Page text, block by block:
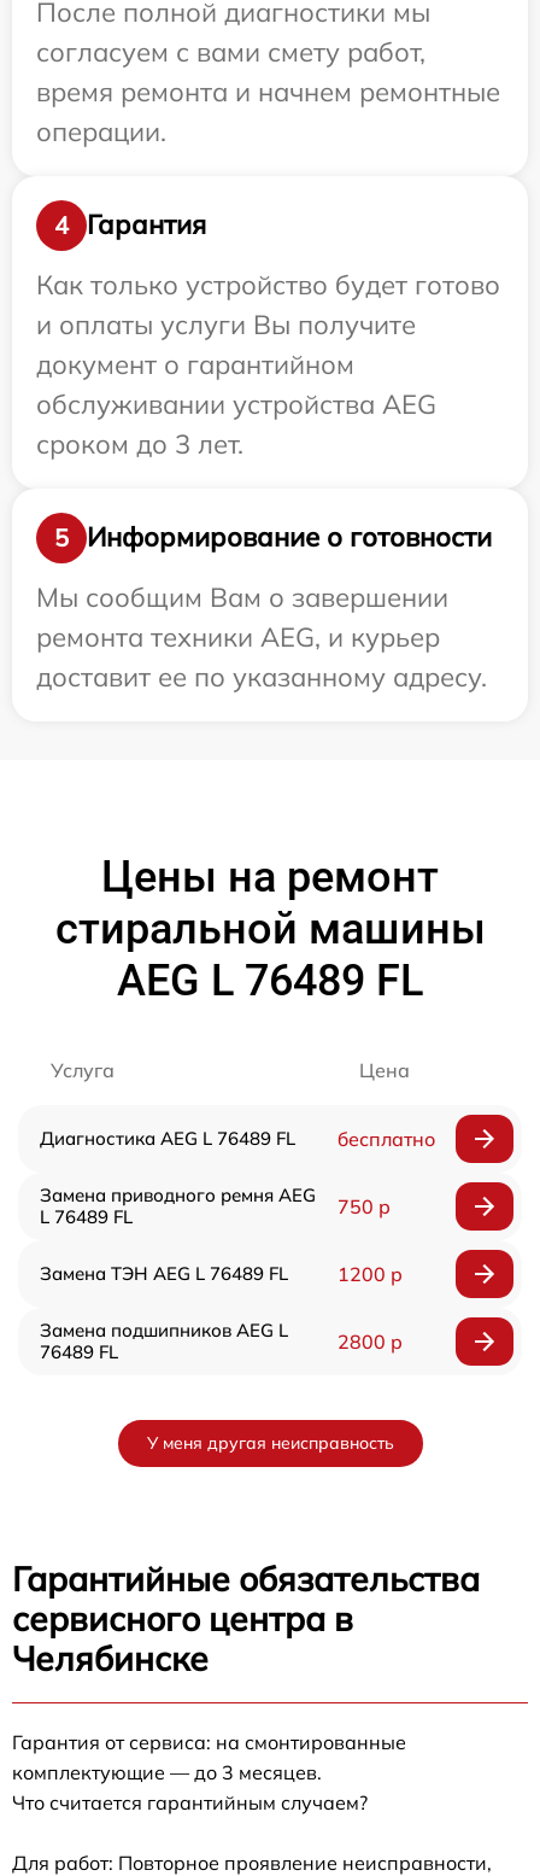
После полной диагностики мы
согласуем с вами смету работ,
время ремонта и начнем ремонтные
операции.
4
Гарантия
Как только устройство будет готово
и оплаты услуги Вы получите
документ о гарантийном
обслуживании устройства AEG
сроком до 3 лет.
5
Информирование о готовности
Мы сообщим Вам о завершении
ремонта техники AEG, и курьер
доставит ее по указанному адресу.
Цены на ремонт
стиральной машины
AEG L 76489 FL
Услуга Цена
Диагностика AEG L 76489 FL бесплатно
Замена приводного ремня AEG
L 76489 FL
750 р
Замена ТЭН AEG L 76489 FL 1200 р
Замена подшипников AEG L
76489 FL
2800 р
У меня другая неисправность
Гарантийные обязательства
сервисного центра в
Челябинске
Гарантия от сервиса: на смонтированные
комплектующие — до 3 месяцев.
Что считается гарантийным случаем?
Для работ: Повторное проявление неисправности,